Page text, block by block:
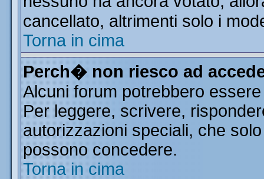
cancellato, altrimenti solo i
Torna in cima
Perch� non riesco ad
Alcuni forum potrebbero
Per leggere, scrivere,
autorizzazioni speciali, che
possono concedere.
Torna in cima